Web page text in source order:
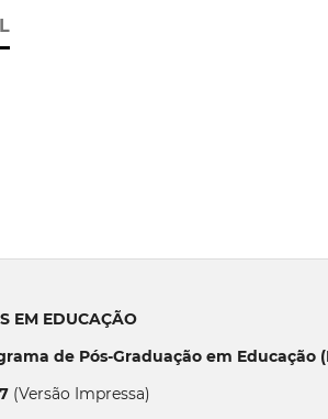
EM EDUCAÇÃO
de Pós-Graduação em Educação
(Versão Impressa)